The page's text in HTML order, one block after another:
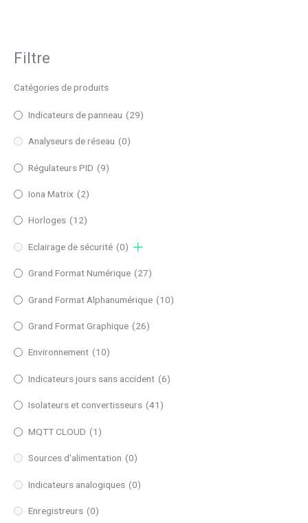
Filtre
Catégories de produits
Indicateurs de panneau (29)
Analyseurs de réseau (0)
Régulateurs PID (9)
Iona Matrix (2)
Horloges (12)
Eclairage de sécurité (0)
Grand Format Numérique (27)
Grand Format Alphanumérique (10)
Grand Format Graphique (26)
Environnement (10)
Indicateurs jours sans accident (6)
Isolateurs et convertisseurs (41)
MQTT CLOUD (1)
Sources d'alimentation (0)
Indicateurs analogiques (0)
Enregistreurs (0)